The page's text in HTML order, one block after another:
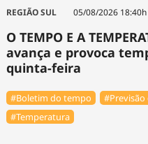
Cinema
REGIÃO SUL 05/08/2026 18:40h
O TEMPO E A
avança e provoca
quinta-feira
#Boletim do tempo
#Temperatura